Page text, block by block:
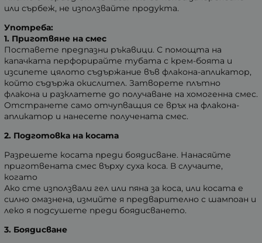
или сърбеж, не използвайте продукта.
Употреба:
1. Приготвяне на смес
Поставете предпазни ръкавици. С помощта на
капачката перфорирайте тубата с крем-боята и
изсипете цялото съдържание във флакона-апликатор,
който съдържа окислител. Затворете плътно
флакона и разклатете до получаване на хомогенна смес.
Отстранете само отчупващия се връх на флакона-
апликатор и нанесете получената смес.
2. Подготовка на косата
Разрешете косата преди боядисване. Нанасяйте
приготвената смес върху суха коса. В случаите,
когато
Ако сте използвали гел или пяна за коса, или косата е
силно омазнена, измийте я предварително с шампоан и
леко я подсушете преди боядисването.
3. Боядисване